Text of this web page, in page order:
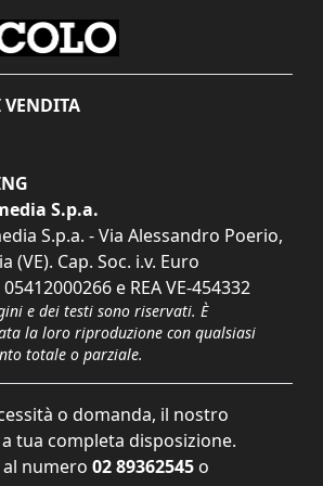
S.p.a.
S.p.a. - Via Alessandro Poerio,
(VE). Cap. Soc. i.v. Euro
05412000266 e REA VE-454332
e dei testi sono riservati. È
la loro riproduzione con qualsiasi
totale o parziale.
o domanda, il nostro
tua completa disposizione.
numero 02 89362545 o